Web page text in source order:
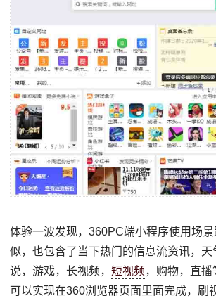
体验一波发现，360PC端小程序使用场
似，也包含了当下热门的信息流资讯，天
说，游戏，长视频，短视频，购物，直播
可以实现在360浏览器页面里面完成，刷